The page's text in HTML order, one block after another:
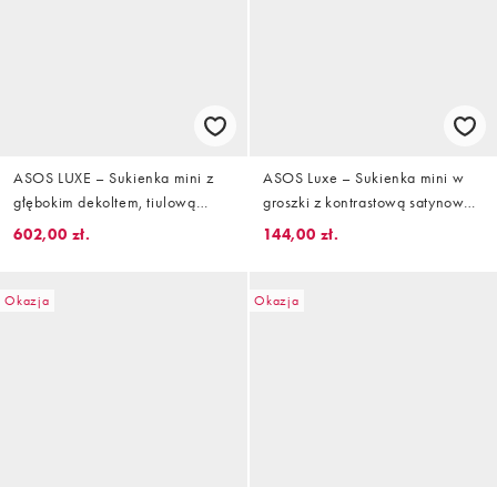
ASOS LUXE – Sukienka mini z
głębokim dekoltem, tiulową
spódnicą i perełkami
602,00 zł.
ASOS Luxe – Sukienka mini w
groszki z kontrastową satynową
spódnicą
144,00 zł.
Okazja Okazja